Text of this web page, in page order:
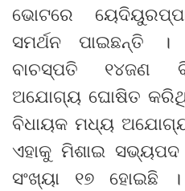
ଭୋଟରେ
ସମର୍ଥନ ପାଇଛନ୍ତି
ବାଚସ୍ପତି ୧୪ଜଣ
ଅଯୋଗ୍ୟ ଘୋଷିତ
ବିଧାୟକ ମଧ୍ୟ
ଏହାକୁ ମିଶାଇ ସଭ୍ୟପଦ
ସଂଖ୍ୟା ୧୭ ହୋଇଛି